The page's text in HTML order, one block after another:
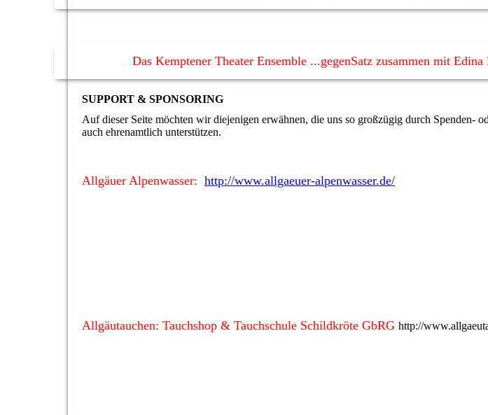
Das Kemptener Theater Ensemble ...gegenSatz zusammen mit
SUPPORT & SPONSORING
Auf dieser Seite möchten wir diejenigen erwähnen, die uns so großzügig durch Spenden-
auch ehrenamtlich unterstützen.
Allgäuer Alpenwasser: http://www.allgaeuer-alpenwasser.de/
Allgäutauchen: Tauchshop & Tauchschule Schildkröte GbRG http://